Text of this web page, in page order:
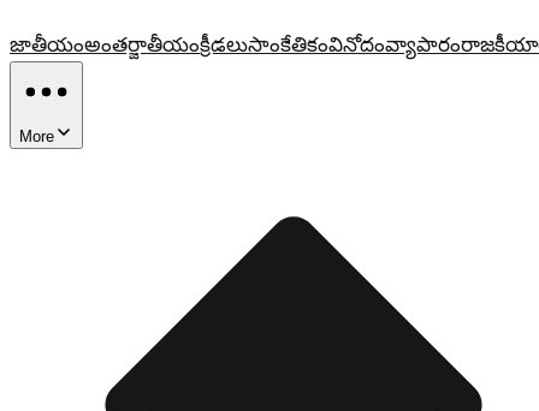
జాతీయంఅంతర్జాతీయంక్రీడలుసాంకేతికంవినోదంవ్యాపారం
More